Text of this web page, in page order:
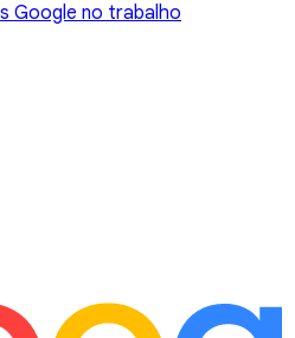
Google no trabalho